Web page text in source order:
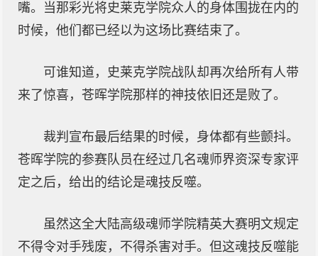
嘴。当那彩光将史莱克学院众人的身体围拢在内的
时候，他们都已经以为这场比赛结束了。
可谁知道，史莱克学院战队却再次给所有人带
来了惊喜，苍晖学院那样的神技依旧还是败了。
裁判宣布最后结果的时候，身体都有些颤抖。
苍晖学院的参赛队员在经过几名魂师界资深专家评
定之后，给出的结论是魂技反噬。
虽然这全大陆高级魂师学院精英大赛明文规定
不得令对手残废，不得杀害对手。但这魂技反噬能